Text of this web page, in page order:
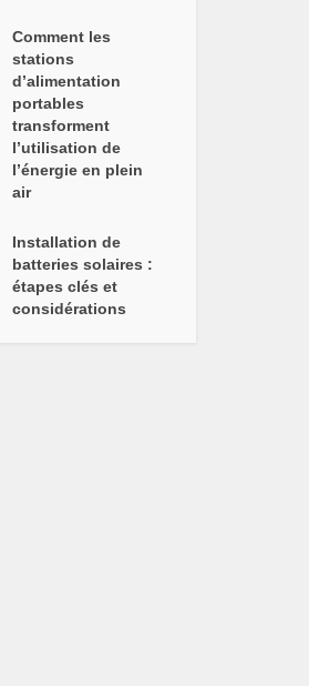
Comment les
stations
d’alimentation
portables
transforment
l’utilisation de
l’énergie en plein
air
Installation de
batteries solaires :
étapes clés et
considérations